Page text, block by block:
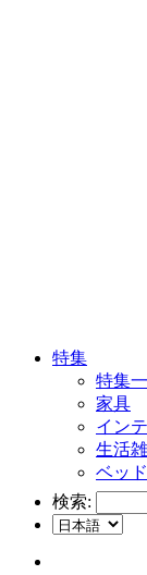
特集
特集
家具
イン
生活
ベッ
検索: